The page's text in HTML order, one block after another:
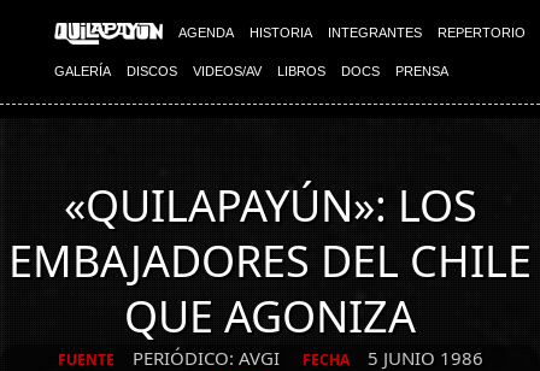
AGENDA HISTORIA INTEGRANTES REPERTORIO
GALERÍA DISCOS VIDEOS/AV LIBROS DOCS PRENSA
«QUILAPAYÚN»: LOS
EMBAJADORES DEL CHILE
QUE AGONIZA
FUENTE PERIÓDICO: AVGI FECHA 5 JUNIO 1986